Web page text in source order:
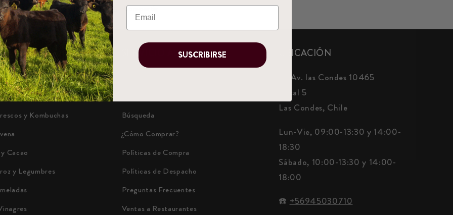
Compartir
y Kombuchas
Cacao
y Legumbres
SERVICIO AL CLIENTE
Búsqueda
¿Cómo Comprar?
Políticas de Compra
Políticas de Despacho
Preguntas Frecuentes
Ventas a Restaurantes
UBICACIÓN
📍 Av. las Condes 10465
Local 5
Las Condes, Chile
Lun-Vie, 09:00-13:30 y 14:00-
18:30
Sábado, 10:00-13:30 y 14:00-
18:00
☎️+56945030710
SUSCRIBIRSE